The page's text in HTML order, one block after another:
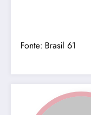
Fonte: Brasil 61